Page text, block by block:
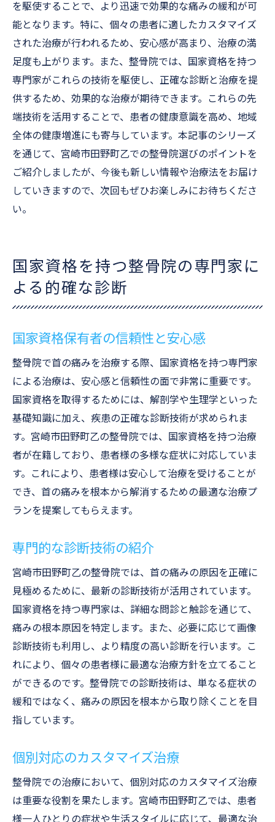
を駆使することで、より迅速で効果的な痛みの緩和が可
能となります。特に、個々の患者に適したカスタマイズ
された治療が行われるため、安心感が高まり、治療の満
足度も上がります。また、整骨院では、国家資格を持つ
専門家がこれらの技術を駆使し、正確な診断と治療を提
供するため、効果的な治療が期待できます。これらの先
端技術を活用することで、患者の健康意識を高め、地域
全体の健康増進にも寄与しています。本記事のシリーズ
を通じて、宮崎市田野町乙での整骨院選びのポイントを
ご紹介しましたが、今後も新しい情報や治療法をお届け
していきますので、次回もぜひお楽しみにお待ちくださ
い。
国家資格を持つ整骨院の専門家に
よる的確な診断
国家資格保有者の信頼性と安心感
整骨院で首の痛みを治療する際、国家資格を持つ専門家
による治療は、安心感と信頼性の面で非常に重要です。
国家資格を取得するためには、解剖学や生理学といった
基礎知識に加え、疾患の正確な診断技術が求められま
す。宮崎市田野町乙の整骨院では、国家資格を持つ治療
者が在籍しており、患者様の多様な症状に対応していま
す。これにより、患者様は安心して治療を受けることが
でき、首の痛みを根本から解消するための最適な治療プ
ランを提案してもらえます。
専門的な診断技術の紹介
宮崎市田野町乙の整骨院では、首の痛みの原因を正確に
見極めるために、最新の診断技術が活用されています。
国家資格を持つ専門家は、詳細な問診と触診を通じて、
痛みの根本原因を特定します。また、必要に応じて画像
診断技術も利用し、より精度の高い診断を行います。こ
れにより、個々の患者様に最適な治療方針を立てること
ができるのです。整骨院での診断技術は、単なる症状の
緩和ではなく、痛みの原因を根本から取り除くことを目
指しています。
個別対応のカスタマイズ治療
整骨院での治療において、個別対応のカスタマイズ治療
は重要な役割を果たします。宮崎市田野町乙では、患者
様一人ひとりの症状や生活スタイルに応じて、最適な治